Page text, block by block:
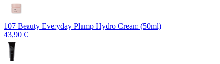
107 Beauty Everyday Plump Hydro Cream (50ml)
43,90 €